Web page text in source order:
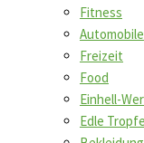
Fitness
Automobile
Freizeit
Food
Einhell-
Edle